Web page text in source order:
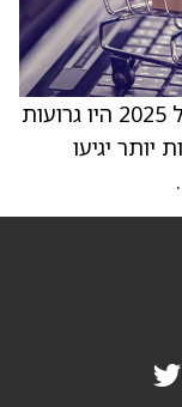
למרות שהתוצאות במחצית השנייה של 2025 היו גרועות
יגיעו